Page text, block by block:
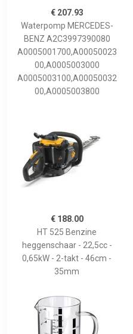
€ 207.93
Waterpomp MERCEDES-
BENZ A2C3997390080
A0005001700,A00050023
00,A0005003000
A0005003100,A00050032
00,A0005003800
€ 188.00
HT 525 Benzine
heggenschaar - 22,5cc -
0,65kW - 2-takt - 46cm -
35mm